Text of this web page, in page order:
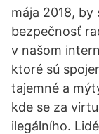
mája 2018, by
bezpečnosť
v našom
ktoré sú
tajemné a
kde se za
ilegálního.